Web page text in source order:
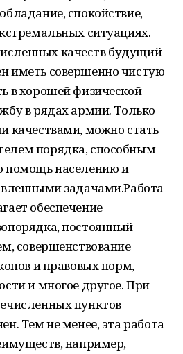
спокойствие,
ситуациях.
качеств будущий
иметь совершенно чистую
в хорошей физической
в рядах армии. Только
качествами, можно стать
порядка, способным
помощь населению и
задачами.Работа
обеспечение
постоянный
совершенствование
и правовых норм,
и многое другое. При
пунктов
Тем не менее, эта работа
например,